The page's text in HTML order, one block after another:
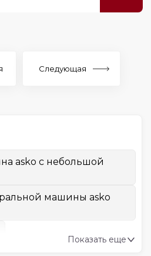
Следующая
asko с небольшой
машины asko
Показать еще